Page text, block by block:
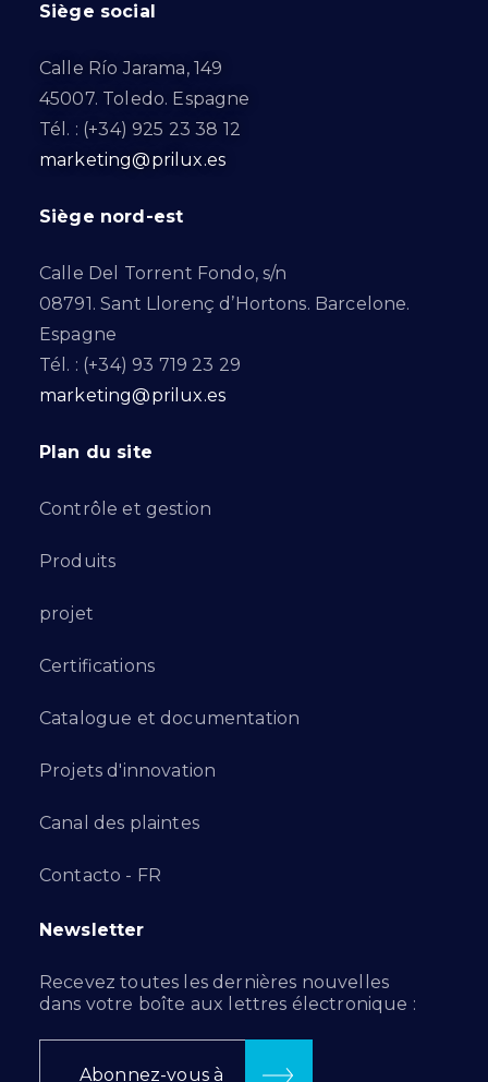
Siège social
Calle Río Jarama, 149
45007. Toledo. Espagne
Tél. : (+34) 925 23 38 12
marketing@prilux.es
Siège nord-est
Calle Del Torrent Fondo, s/n
08791. Sant Llorenç d’Hortons. Barcelone.
Espagne
Tél. : (+34) 93 719 23 29
marketing@prilux.es
Plan du site
Contrôle et gestion
Produits
projet
Certifications
Catalogue et documentation
Projets d'innovation
Canal des plaintes
Contacto - FR
Newsletter
Recevez toutes les dernières nouvelles
dans votre boîte aux lettres électronique :
Abonnez-vous à